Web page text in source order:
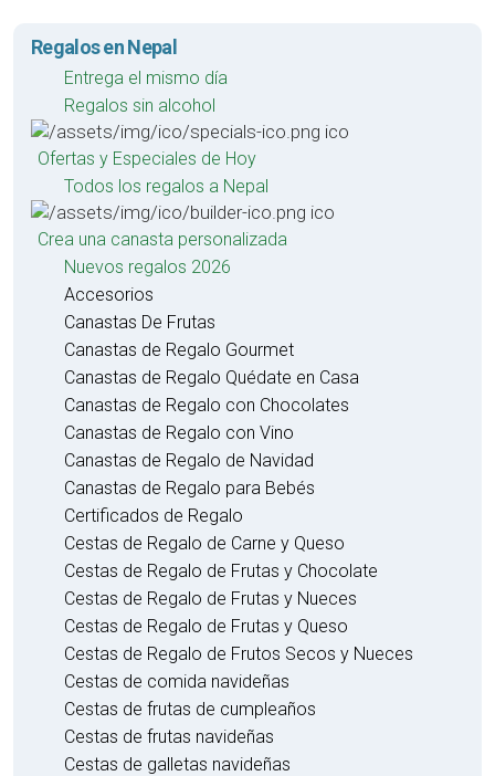
Regalos en Nepal
Entrega el mismo día
Regalos sin alcohol
Ofertas y Especiales de Hoy
Todos los regalos a Nepal
Crea una canasta personalizada
Nuevos regalos 2026
Accesorios
Canastas De Frutas
Canastas de Regalo Gourmet
Canastas de Regalo Quédate en Casa
Canastas de Regalo con Chocolates
Canastas de Regalo con Vino
Canastas de Regalo de Navidad
Canastas de Regalo para Bebés
Certificados de Regalo
Cestas de Regalo de Carne y Queso
Cestas de Regalo de Frutas y Chocolate
Cestas de Regalo de Frutas y Nueces
Cestas de Regalo de Frutas y Queso
Cestas de Regalo de Frutos Secos y Nueces
Cestas de comida navideñas
Cestas de frutas de cumpleaños
Cestas de frutas navideñas
Cestas de galletas navideñas